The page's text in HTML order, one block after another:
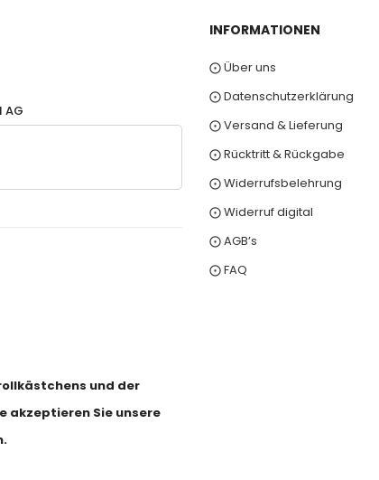
AG
und der
akzeptieren Sie unsere
INFORMATIONEN
⨀ Über uns
⨀ Datenschutzerklärung
⨀ Versand & Lieferung
⨀ Rücktritt & Rückgabe
⨀ Widerrufsbelehrung
⨀ Widerruf digital
⨀ AGB’s
⨀ FAQ